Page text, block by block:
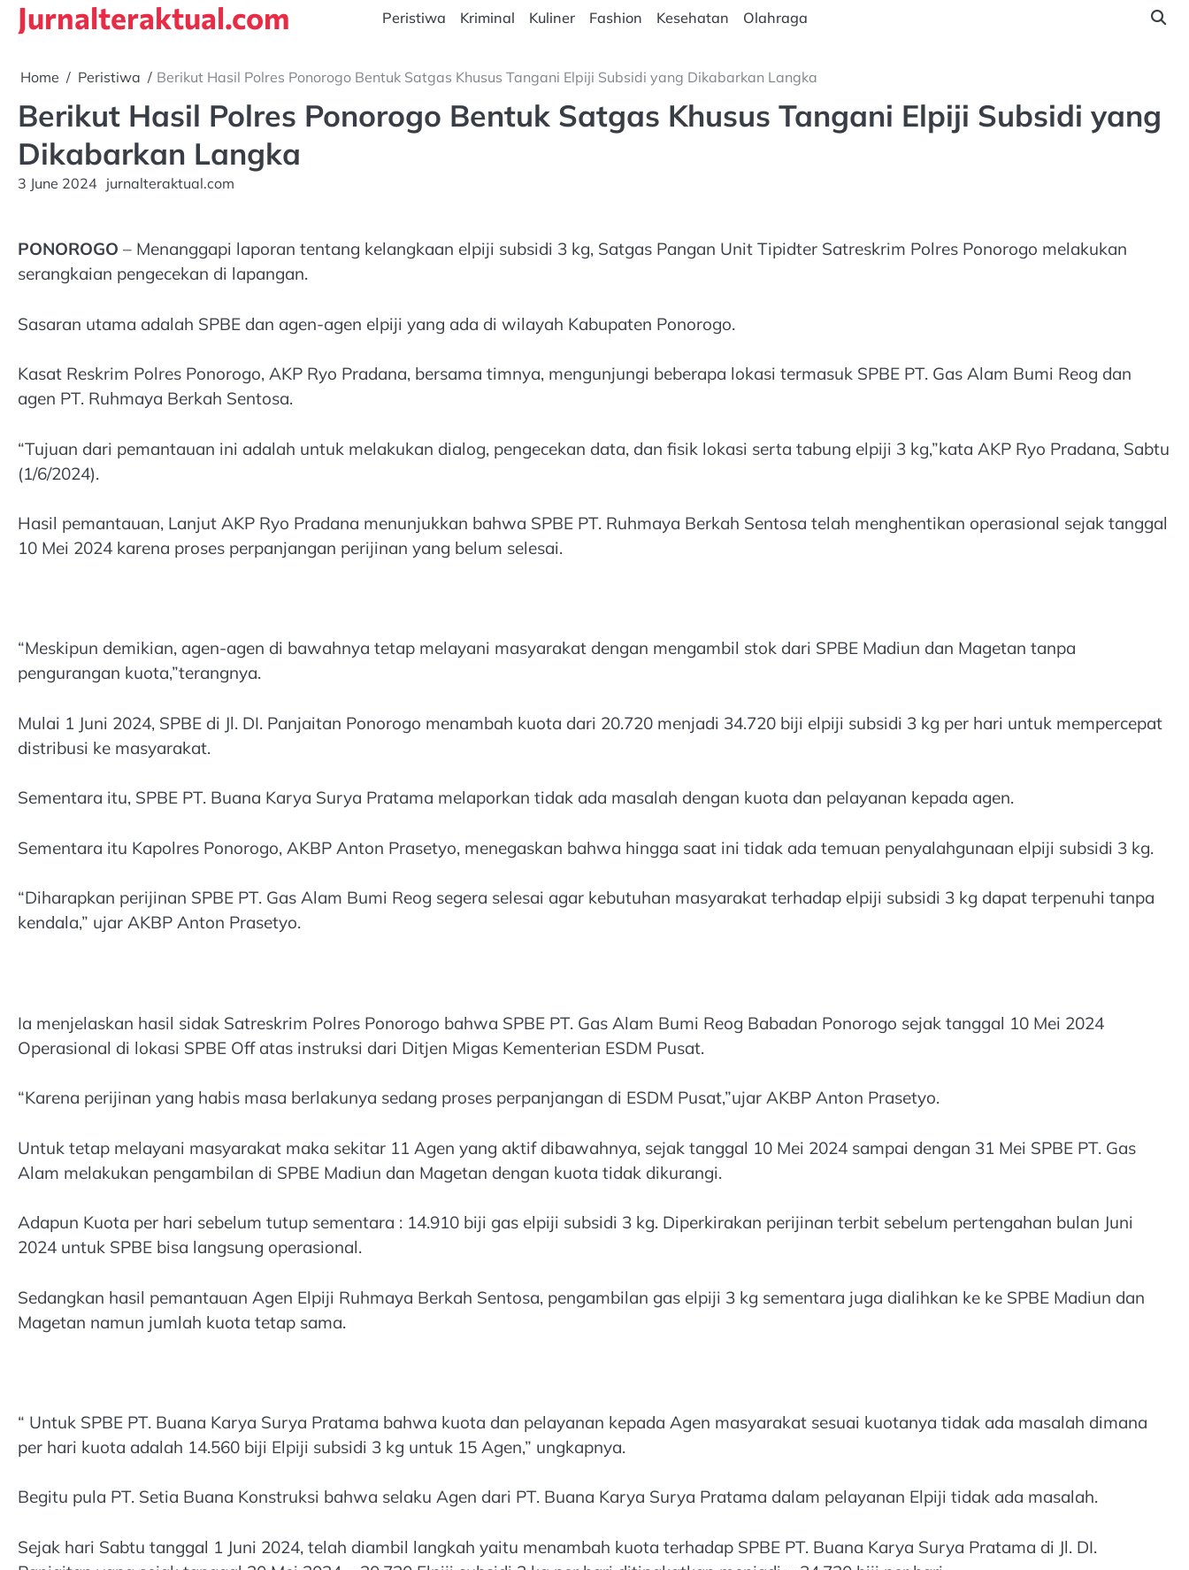
SkipJurnalteraktual.com Peristiwa Kriminal Kuliner Fashion Kesehatan Olahraga
Home Peristiwa Berikut Hasil Polres Ponorogo Bentuk Satgas Khusus Tangani Elpiji Subsidi yang Dikabarkan Langka
Berikut Hasil Polres Ponorogo Bentuk Satgas Khusus Tangani Elpiji Subsidi yang
Dikabarkan Langka
3 June 2024 jurnalteraktual.com
PONOROGO – Menanggapi laporan tentang kelangkaan elpiji subsidi 3 kg, Satgas Pangan Unit Tipidter Satreskrim Polres Ponorogo melakukan
serangkaian pengecekan di lapangan.
Sasaran utama adalah SPBE dan agen-agen elpiji yang ada di wilayah Kabupaten Ponorogo.
Kasat Reskrim Polres Ponorogo, AKP Ryo Pradana, bersama timnya, mengunjungi beberapa lokasi termasuk SPBE PT. Gas Alam Bumi Reog dan
agen PT. Ruhmaya Berkah Sentosa.
“Tujuan dari pemantauan ini adalah untuk melakukan dialog, pengecekan data, dan fisik lokasi serta tabung elpiji 3 kg,”kata AKP Ryo Pradana, Sabtu
(1/6/2024).
Hasil pemantauan, Lanjut AKP Ryo Pradana menunjukkan bahwa SPBE PT. Ruhmaya Berkah Sentosa telah menghentikan operasional sejak tanggal
10 Mei 2024 karena proses perpanjangan perijinan yang belum selesai.
“Meskipun demikian, agen-agen di bawahnya tetap melayani masyarakat dengan mengambil stok dari SPBE Madiun dan Magetan tanpa
pengurangan kuota,”terangnya.
Mulai 1 Juni 2024, SPBE di Jl. DI. Panjaitan Ponorogo menambah kuota dari 20.720 menjadi 34.720 biji elpiji subsidi 3 kg per hari untuk mempercepat
distribusi ke masyarakat.
Sementara itu, SPBE PT. Buana Karya Surya Pratama melaporkan tidak ada masalah dengan kuota dan pelayanan kepada agen.
Sementara itu Kapolres Ponorogo, AKBP Anton Prasetyo, menegaskan bahwa hingga saat ini tidak ada temuan penyalahgunaan elpiji subsidi 3 kg.
“Diharapkan perijinan SPBE PT. Gas Alam Bumi Reog segera selesai agar kebutuhan masyarakat terhadap elpiji subsidi 3 kg dapat terpenuhi tanpa
kendala,” ujar AKBP Anton Prasetyo.
Ia menjelaskan hasil sidak Satreskrim Polres Ponorogo bahwa SPBE PT. Gas Alam Bumi Reog Babadan Ponorogo sejak tanggal 10 Mei 2024
Operasional di lokasi SPBE Off atas instruksi dari Ditjen Migas Kementerian ESDM Pusat.
“Karena perijinan yang habis masa berlakunya sedang proses perpanjangan di ESDM Pusat,”ujar AKBP Anton Prasetyo.
Untuk tetap melayani masyarakat maka sekitar 11 Agen yang aktif dibawahnya, sejak tanggal 10 Mei 2024 sampai dengan 31 Mei SPBE PT. Gas
Alam melakukan pengambilan di SPBE Madiun dan Magetan dengan kuota tidak dikurangi.
Adapun Kuota per hari sebelum tutup sementara : 14.910 biji gas elpiji subsidi 3 kg. Diperkirakan perijinan terbit sebelum pertengahan bulan Juni
2024 untuk SPBE bisa langsung operasional.
Sedangkan hasil pemantauan Agen Elpiji Ruhmaya Berkah Sentosa, pengambilan gas elpiji 3 kg sementara juga dialihkan ke ke SPBE Madiun dan
Magetan namun jumlah kuota tetap sama.
“ Untuk SPBE PT. Buana Karya Surya Pratama bahwa kuota dan pelayanan kepada Agen masyarakat sesuai kuotanya tidak ada masalah dimana
per hari kuota adalah 14.560 biji Elpiji subsidi 3 kg untuk 15 Agen,” ungkapnya.
Begitu pula PT. Setia Buana Konstruksi bahwa selaku Agen dari PT. Buana Karya Surya Pratama dalam pelayanan Elpiji tidak ada masalah.
Sejak hari Sabtu tanggal 1 Juni 2024, telah diambil langkah yaitu menambah kuota terhadap SPBE PT. Buana Karya Surya Pratama di Jl. DI.